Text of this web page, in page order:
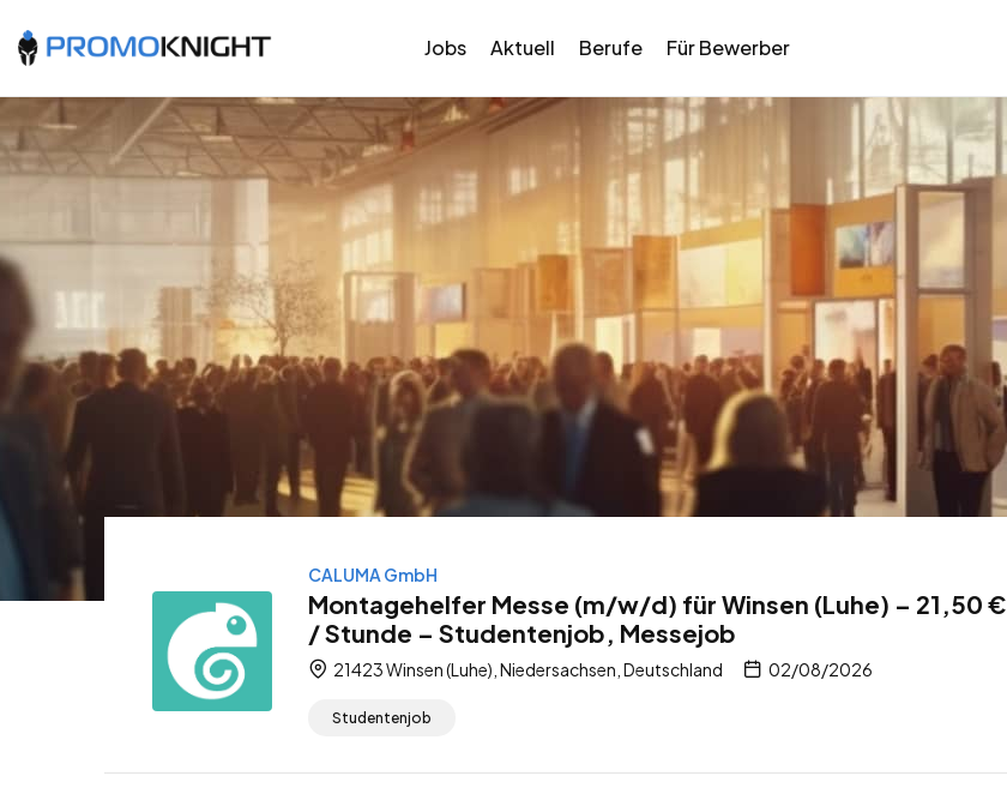
Jobs Aktuell Berufe Für Bewerber
CALUMA GmbH
Montagehelfer Messe (m/w/d) für Winsen (Luhe) – 21,50 €
/ Stunde – Studentenjob, Messejob
21423 Winsen (Luhe), Niedersachsen, Deutschland 02/08/2026
Studentenjob